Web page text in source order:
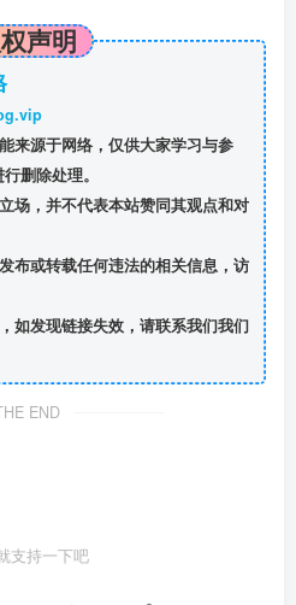
声明
来源于网络，仅供大家学习与参
删除处理。
场，并不代表本站赞同其观点和对
布或转载任何违法的相关信息，访
如发现链接失效，请联系我们我们
END
支持一下吧